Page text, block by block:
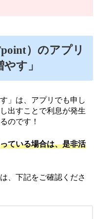
）のアプリ
す」
」は、アプリでも申し
出すことで利息が発生
のです！
ている場合は、是非活
、下記をご確認くださ